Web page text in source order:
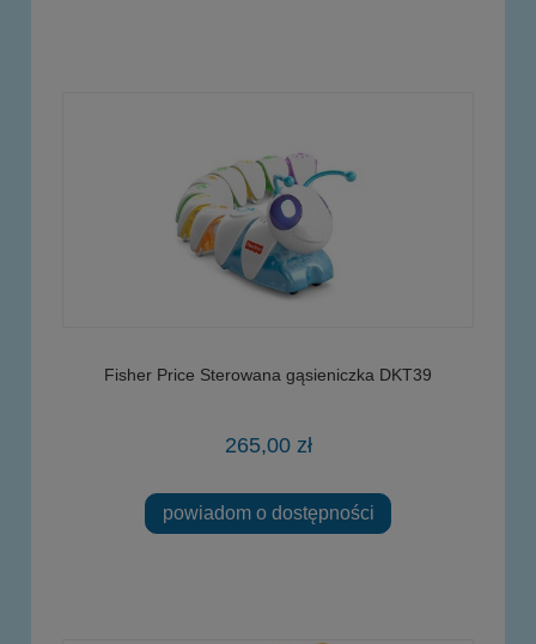
Fisher Price Sterowana gąsieniczka DKT39
265,00 zł
powiadom o dostępności